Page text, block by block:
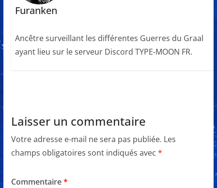
Furanken
Ancêtre surveillant les différentes Guerres du Graal
ayant lieu sur le serveur Discord TYPE-MOON FR.
Laisser un commentaire
Votre adresse e-mail ne sera pas publiée. Les
champs obligatoires sont indiqués avec *
Commentaire*